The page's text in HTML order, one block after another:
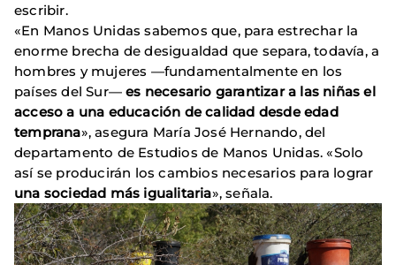
escribir.
«En Manos Unidas sabemos que, para estrechar la
enorme brecha de desigualdad que separa, todavía, a
hombres y mujeres —fundamentalmente en los
países del Sur—es necesario garantizar a las niñas el
acceso a una educación de calidad desde edad
temprana», asegura María José Hernando, del
departamento de Estudios de Manos Unidas. «Solo
así se producirán los cambios necesarios para lograr
una sociedad más igualitaria», señala.